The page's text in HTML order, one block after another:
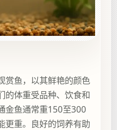
赏鱼，以其鲜艳的颜色
的体重受品种、饮食和
金鱼通常重150至300
更重。良好的饲养有助